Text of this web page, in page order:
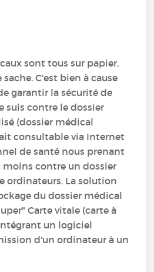
sont tous sur papier,
C'est bien à cause
garantir la sécurité de
suis contre le dossier
(dossier médical
consultable via Internet
de santé nous prenant
moins contre un dossier
ordinateurs. La solution
du dossier médical
Carte vitale (carte à
un logiciel
d'un ordinateur à un